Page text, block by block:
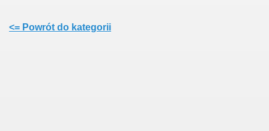
<= Powrót do kategorii